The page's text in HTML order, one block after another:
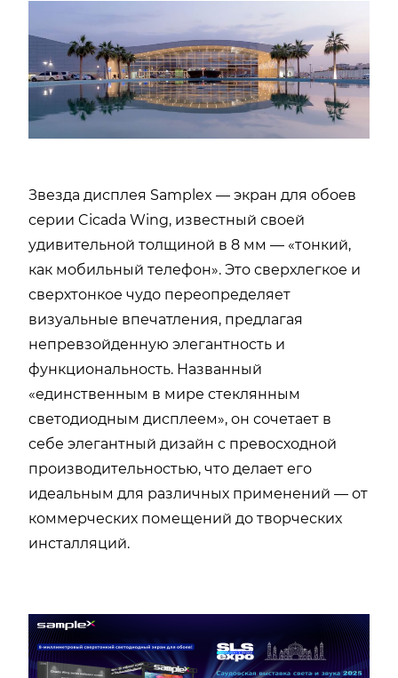
Звезда дисплея Samplex — экран для обоев
серии Cicada Wing, известный своей
удивительной толщиной в 8 мм — «тонкий,
как мобильный телефон». Это сверхлегкое и
сверхтонкое чудо переопределяет
визуальные впечатления, предлагая
непревзойденную элегантность и
функциональность. Названный
«единственным в мире стеклянным
светодиодным дисплеем», он сочетает в
себе элегантный дизайн с превосходной
производительностью, что делает его
идеальным для различных применений — от
коммерческих помещений до творческих
инсталляций.